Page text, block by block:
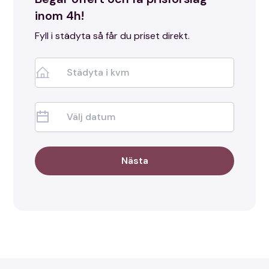
inom 4h!
Fyll i städyta så får du priset direkt.
Nästa